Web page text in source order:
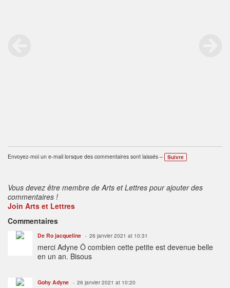
Envoyez-moi un e-mail lorsque des commentaires sont laissés – Suivre
Vous devez être membre de Arts et Lettres pour ajouter des
commentaires !
Join Arts et Lettres
Commentaires
De Ro jacqueline 26 janvier 2021 at 10:31
merci Adyne Ô combien cette petite est devenue belle
en un an. Bisous
Gohy Adyne 26 janvier 2021 at 10:20